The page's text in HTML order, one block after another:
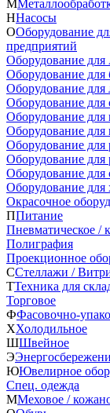
М
ННасосы
ООборудование
предприятий
Оборудование
Оборудование для
Оборудование для
Оборудование для
Оборудование для
Оборудование
Оборудование
Оборудование
Оборудование для
Оборудование
Окрасочное
ППитание
Пневматическое /
Полиграфия
Проекционное
ССтеллажи /
ТТехника для
Торговое
ФФасовочно-
ХХолодильное
ШШвейное
Э
ЮЮвелирное
Спец. одежда
ММеховое /